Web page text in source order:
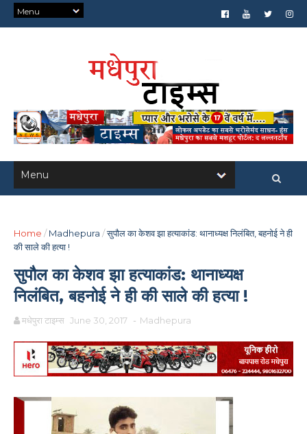
Home / Madhepura /सुपौल का केशव झा हत्याकांड: थानाध्यक्ष निलंबित, बहनोई ने ही
की साले की हत्या !
सुपौल का केशव झा हत्याकांड: थानाध्यक्ष
निलंबित, बहनोई ने ही की साले की हत्या !
मधेपुरा टाइम्स June 30, 2017 - Madhepura